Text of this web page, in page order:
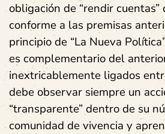
obligación de “rendir cuentas”
conforme a las premisas
principio de “La Nueva
es complementario del
inextricablemente ligados
debe observar siempre un
“transparente” dentro de su
comunidad de vivencia y